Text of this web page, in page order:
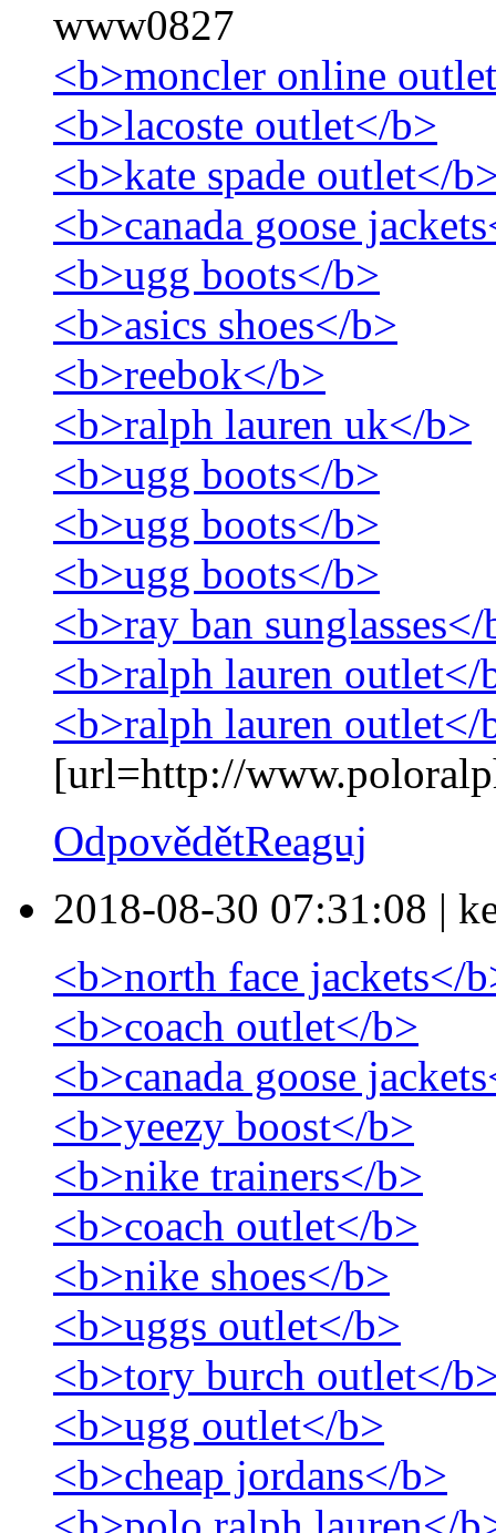
www0827
<b>moncler online
<b>lacoste outlet</b>
<b>kate spade outlet</
<b>canada goose
<b>ugg boots</b>
<b>asics shoes</b>
<b>reebok</b>
<b>ralph lauren uk</b>
<b>ugg boots</b>
<b>ugg boots</b>
<b>ugg boots</b>
<b>ray ban sunglasses</
<b>ralph lauren outlet</
<b>ralph lauren outlet</
[url=http://
OdpovědětReaguj
2018-08-30 07:31:08 |
<b>north face jackets</
<b>coach outlet</b>
<b>canada goose
<b>yeezy boost</b>
<b>nike trainers</b>
<b>coach outlet</b>
<b>nike shoes</b>
<b>uggs outlet</b>
<b>tory burch outlet</
<b>ugg outlet</b>
<b>cheap jordans</b>